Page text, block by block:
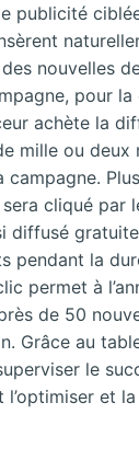
publicité
nouvelles
pour la
achète la
mille ou
campagne.
cliqué par
diffusé
pendant la
permet à
de 50
Grâce au
le
l’optimiser et